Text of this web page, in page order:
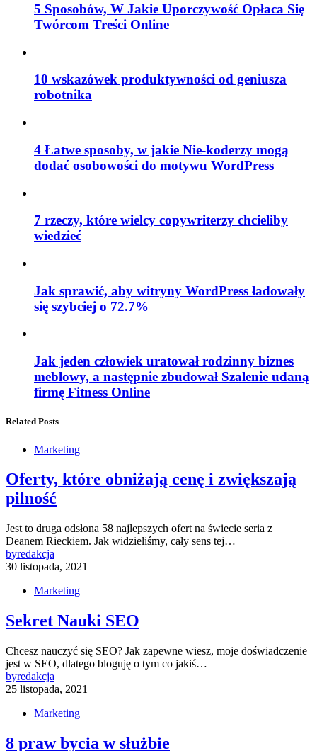
5 Sposobów, W Jakie Uporczywość Opłaca Się
Twórcom Treści Online
10 wskazówek produktywności od geniusza
robotnika
4 Łatwe sposoby, w jakie Nie-koderzy mogą
dodać osobowości do motywu WordPress
7 rzeczy, które wielcy copywriterzy chcieliby
wiedzieć
Jak sprawić, aby witryny WordPress ładowały
się szybciej o 72.7%
Jak jeden człowiek uratował rodzinny biznes
meblowy, a następnie zbudował Szalenie udaną
firmę Fitness Online
Related Posts
Marketing
Oferty, które obniżają cenę i zwiększają
pilność
Jest to druga odsłona 58 najlepszych ofert na świecie seria z
Deanem Rieckiem. Jak widzieliśmy, cały sens tej…
byredakcja
30 listopada, 2021
Marketing
Sekret Nauki SEO
Chcesz nauczyć się SEO? Jak zapewne wiesz, moje doświadczenie
jest w SEO, dlatego bloguję o tym co jakiś…
byredakcja
25 listopada, 2021
Marketing
8 praw bycia w służbie